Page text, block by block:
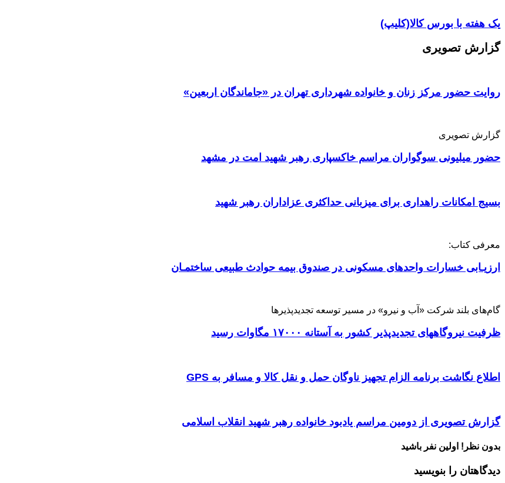
یک هفته با بورس کالا(کلیپ)
گزارش تصویری
روایت حضور مرکز زنان و خانواده شهرداری تهران در «جاماندگان اربعین»
گزارش تصویری
حضور میلیونی سوگواران مراسم خاکسپاری رهبر شهید امت در مشهد
بسیج امکانات راهداری برای میزبانی حداکثری عزاداران رهبر شهید
معرفی کتاب:
ارزیـابی خسارات واحدهای مسکونی در صندوق بیمه حوادث طبیعی ساختمـان
گام‌های بلند شرکت «آب و نیرو» در مسیر توسعه تجدیدپذیرها
ظرفیت نیروگاههای تجدیدپذیر کشور به آستانه ۱۷۰۰۰ مگاوات رسید
اطلاع نگاشت برنامه الزام تجهیز ناوگان حمل و نقل کالا و مسافر به GPS
گزارش تصویری از دومین مراسم یادبود خانواده رهبر شهید انقلاب اسلامی
بدون نظر! اولین نفر باشید
دیدگاهتان را بنویسید